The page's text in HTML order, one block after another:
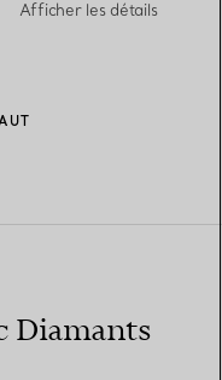
Afficher les détails
Diamants